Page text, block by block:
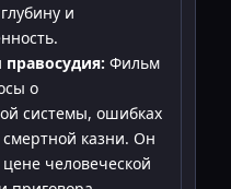
и
Фильм
о
системы, ошибках
казни. Он
цене человеческой